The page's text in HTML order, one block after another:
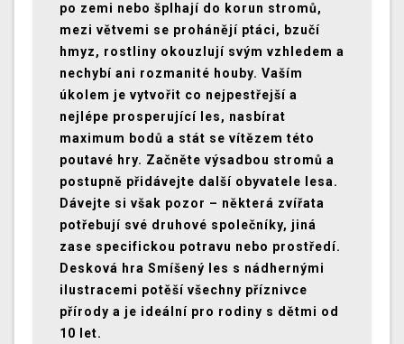
po zemi nebo šplhají do korun stromů,
mezi větvemi se prohánějí ptáci, bzučí
hmyz, rostliny okouzlují svým vzhledem a
nechybí ani rozmanité houby. Vaším
úkolem je vytvořit co nejpestřejší a
nejlépe prosperující les, nasbírat
maximum bodů a stát se vítězem této
poutavé hry. Začněte výsadbou stromů a
postupně přidávejte další obyvatele lesa.
Dávejte si však pozor – některá zvířata
potřebují své druhové společníky, jiná
zase specifickou potravu nebo prostředí.
Desková hra Smíšený les s nádhernými
ilustracemi potěší všechny příznivce
přírody a je ideální pro rodiny s dětmi od
10 let.